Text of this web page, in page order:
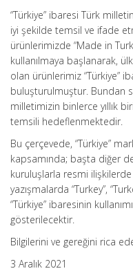
“Türkiye” ibaresi Türk
iyi şekilde temsil ve ifade
ürünlerimizde “Made in
kullanılmaya başlanarak,
olan ürünlerimiz “Türkiye”
buluşturulmuştur. Bundan
milletimizin binlerce yıllık
temsili hedeflenmektedir.
Bu çerçevede, “Türkiye”
kapsamında; başta diğer
kuruluşlarla resmi
yazışmalarda “Turkey”,
“Türkiye” ibaresinin
gösterilecektir.
Bilgilerini ve gereğini rica
3 Aralık 2021